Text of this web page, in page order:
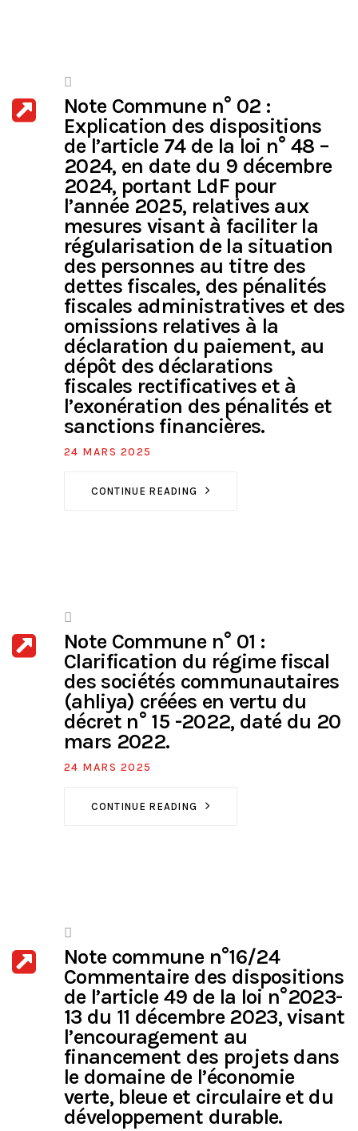
Note Commune n° 02 :
Explication des dispositions
de l’article 74 de la loi n° 48 –
2024, en date du 9 décembre
2024, portant LdF pour
l’année 2025, relatives aux
mesures visant à faciliter la
régularisation de la situation
des personnes au titre des
dettes fiscales, des pénalités
fiscales administratives et des
omissions relatives à la
déclaration du paiement, au
dépôt des déclarations
fiscales rectificatives et à
l’exonération des pénalités et
sanctions financières.
24 MARS 2025
CONTINUE READING
Note Commune n° 01 :
Clarification du régime fiscal
des sociétés communautaires
(ahliya) créées en vertu du
décret n° 15 -2022, daté du 20
mars 2022.
24 MARS 2025
CONTINUE READING
Note commune n°16/24
Commentaire des dispositions
de l’article 49 de la loi n°2023-
13 du 11 décembre 2023, visant
l’encouragement au
financement des projets dans
le domaine de l’économie
verte, bleue et circulaire et du
développement durable.